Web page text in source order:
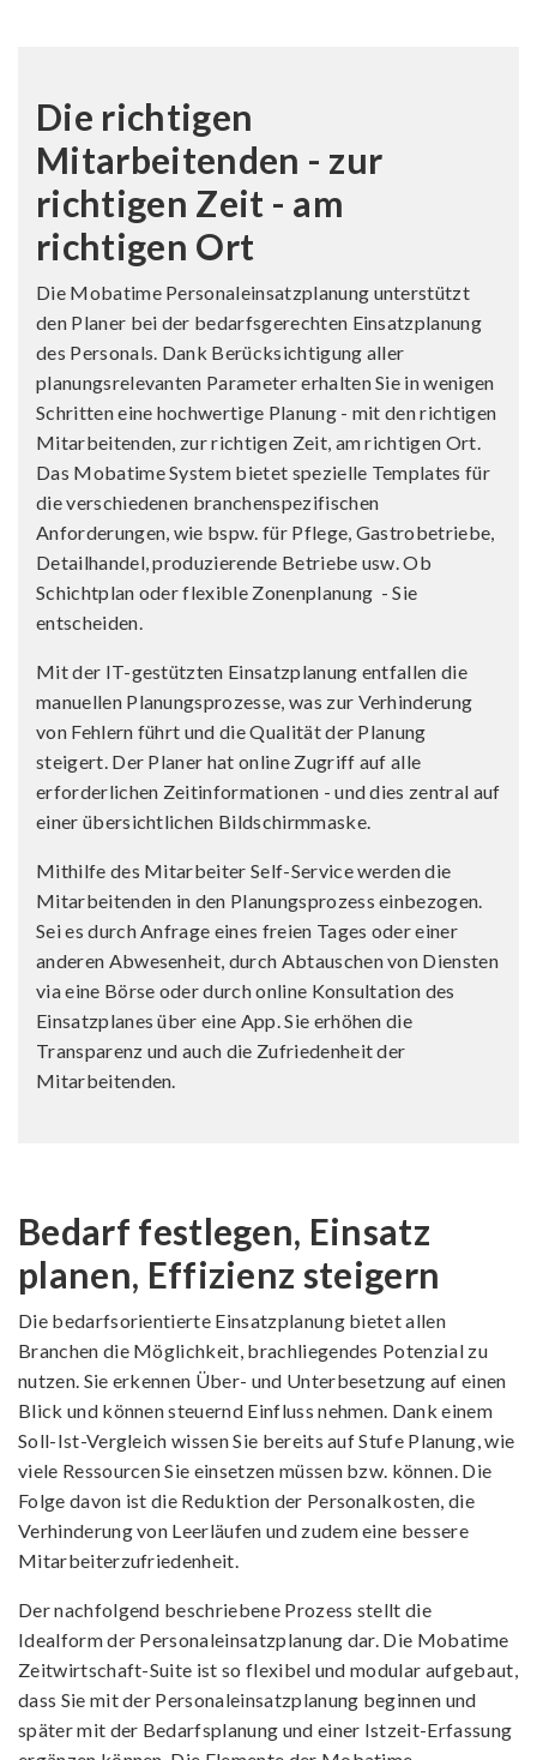
Die richtigen
Mitarbeitenden - zur
richtigen Zeit - am
richtigen Ort
Die Mobatime Personaleinsatzplanung unterstützt
den Planer bei der bedarfsgerechten Einsatzplanung
des Personals. Dank Berücksichtigung aller
planungsrelevanten Parameter erhalten Sie in wenigen
Schritten eine hochwertige Planung - mit den richtigen
Mitarbeitenden, zur richtigen Zeit, am richtigen Ort.
Das Mobatime System bietet spezielle Templates für
die verschiedenen branchenspezifischen
Anforderungen, wie bspw. für Pflege, Gastrobetriebe,
Detailhandel, produzierende Betriebe usw. Ob
Schichtplan oder flexible Zonenplanung - Sie
entscheiden.
Mit der IT-gestützten Einsatzplanung entfallen die
manuellen Planungsprozesse, was zur Verhinderung
von Fehlern führt und die Qualität der Planung
steigert. Der Planer hat online Zugriff auf alle
erforderlichen Zeitinformationen - und dies zentral auf
einer übersichtlichen Bildschirmmaske.
Mithilfe des Mitarbeiter Self-Service werden die
Mitarbeitenden in den Planungsprozess einbezogen.
Sei es durch Anfrage eines freien Tages oder einer
anderen Abwesenheit, durch Abtauschen von Diensten
via eine Börse oder durch online Konsultation des
Einsatzplanes über eine App. Sie erhöhen die
Transparenz und auch die Zufriedenheit der
Mitarbeitenden.
Bedarf festlegen, Einsatz
planen, Effizienz steigern
Die bedarfsorientierte Einsatzplanung bietet allen
Branchen die Möglichkeit, brachliegendes Potenzial zu
nutzen. Sie erkennen Über- und Unterbesetzung auf einen
Blick und können steuernd Einfluss nehmen. Dank einem
Soll-Ist-Vergleich wissen Sie bereits auf Stufe Planung, wie
viele Ressourcen Sie einsetzen müssen bzw. können. Die
Folge davon ist die Reduktion der Personalkosten, die
Verhinderung von Leerläufen und zudem eine bessere
Mitarbeiterzufriedenheit.
Der nachfolgend beschriebene Prozess stellt die
Idealform der Personaleinsatzplanung dar. Die Mobatime
Zeitwirtschaft-Suite ist so flexibel und modular aufgebaut,
dass Sie mit der Personaleinsatzplanung beginnen und
später mit der Bedarfsplanung und einer Istzeit-Erfassung